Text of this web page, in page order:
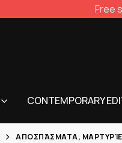
Free
CONTEMPORARY
ΑΠΟΣΠΆΣΜΑΤΑ,